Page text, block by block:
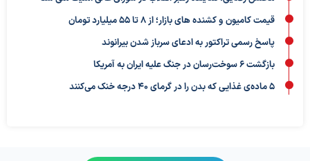
قیمت کامیون و کشنده های بازار؛ از ۸ تا ۵۵ میلیارد تومان
پاسخ رسمی تراکتور به ادعای سرباز شدن بیرانوند
بازگشت ۶ سوخت‌رسان در جنگ علیه ایران به آمریکا
۵ ماده‌ی غذایی که بدن را در گرمای ۴۰ درجه خنک می‌کنند